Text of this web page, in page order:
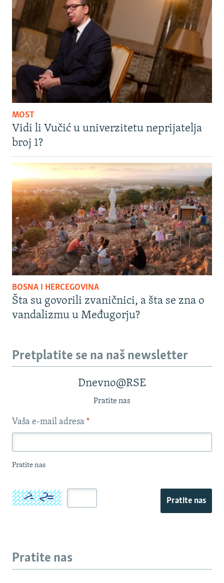
MOST
Vidi li Vučić u univerzitetu neprijatelja
broj 1?
BOSNA I HERCEGOVINA
Šta su govorili zvaničnici, a šta se zna o
vandalizmu u Međugorju?
Pretplatite se na naš newsletter
Dnevno@RSE
Pratite nas
Vaša e-mail adresa *
Pratite nas
Pratite nas
Pratite nas